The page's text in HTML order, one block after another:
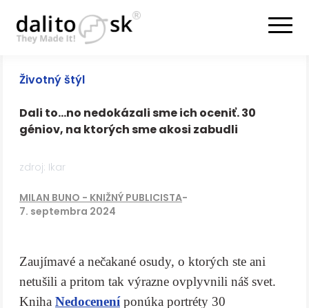
Životný štýl
Dali to…no nedokázali sme ich oceniť. 30
géniov, na ktorých sme akosi zabudli
zdroj: Ikar
MILAN BUNO - KNIŽNÝ PUBLICISTA-
7. septembra 2024
Zaujímavé a nečakané osudy, o ktorých ste ani
netušili a pritom tak výrazne ovplyvnili náš svet.
Kniha Nedoceneníponúka portréty 30